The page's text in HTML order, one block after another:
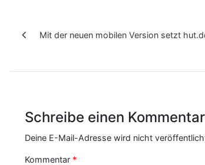
Mit der neuen mobilen Version setzt
Schreibe einen Kommentar
Deine E-Mail-Adresse wird nicht
Kommentar *